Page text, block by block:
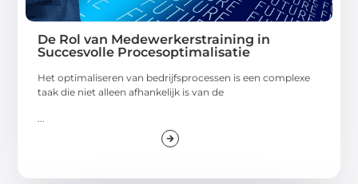
De Rol van Medewerkerstraining in
Succesvolle Procesoptimalisatie
Het optimaliseren van bedrijfsprocessen is een complexe
taak die niet alleen afhankelijk is van de